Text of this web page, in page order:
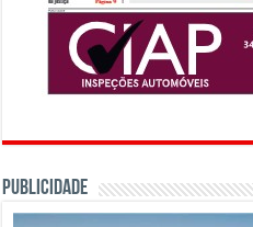
PUBLICIDADE